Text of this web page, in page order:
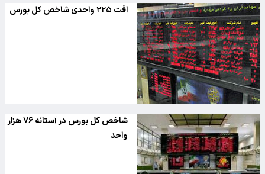
افت ۲۲۵ واحدی شاخص کل بورس
شاخص کل بورس در آستانه ۷۶ هزار
واحد